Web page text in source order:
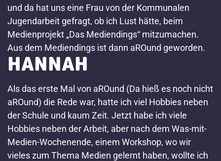
und da hat uns eine Frau von der Kommunalen
Jugendarbeit gefragt, ob ich Lust hätte, beim
Medienprojekt „Das Mediendings“ mitzumachen.
Aus dem Mediendings ist dann aROund geworden.
HANNAH
Als das erste Mal von aROund (Da hieß es noch nicht
aROund) die Rede war, hatte ich viel Hobbies neben
der Schule und kaum Zeit. Jetzt habe ich viele
Hobbies neben der Arbeit, aber nach dem Was-mit-
Medien-Wochenende, einem Workshop, wo wir
vieles zum Thema Medien gelernt haben, wollte ich